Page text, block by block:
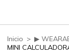
Inicio > ▶
MINI